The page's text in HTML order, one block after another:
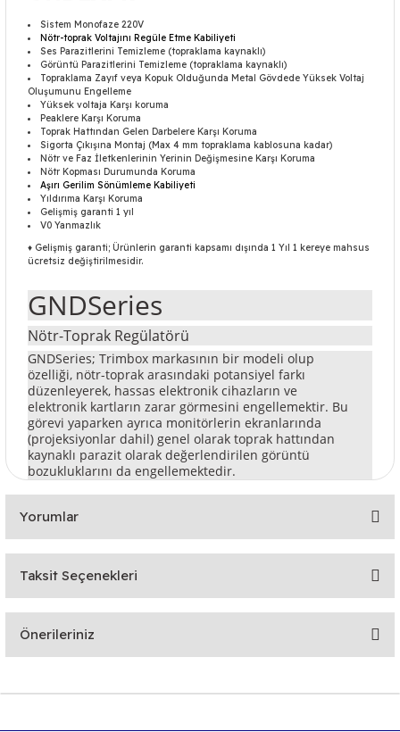
Sistem Monofaze 220V
Nötr-toprak Voltajını Regüle Etme Kabiliyeti
Ses Parazitlerini Temizleme (topraklama kaynaklı)
Görüntü Parazitlerini Temizleme (topraklama kaynaklı)
Topraklama Zayıf veya Kopuk Olduğunda Metal Gövdede Yüksek Voltaj
Oluşumunu Engelleme
Yüksek voltaja Karşı koruma
Peaklere Karşı Koruma
Toprak Hattından Gelen Darbelere Karşı Koruma
Sigorta Çıkışına Montaj (Max 4 mm topraklama kablosuna kadar)
Nötr ve Faz İletkenlerinin Yerinin Değişmesine Karşı Koruma
Nötr Kopması Durumunda Koruma
Aşırı Gerilim Sönümleme Kabiliyeti
Yıldırıma Karşı Koruma
Gelişmiş garanti 1 yıl
V0 Yanmazlık
♦ Gelişmiş garanti; Ürünlerin garanti kapsamı dışında 1 Yıl 1 kereye mahsus
ücretsiz değiştirilmesidir.
GNDSeries
Nötr-Toprak Regülatörü
GNDSeries; Trimbox markasının bir modeli olup
özelliği, nötr-toprak arasındaki potansiyel farkı
düzenleyerek, hassas elektronik cihazların ve
elektronik kartların zarar görmesini engellemektir. Bu
görevi yaparken ayrıca monitörlerin ekranlarında
(projeksiyonlar dahil) genel olarak toprak hattından
kaynaklı parazit olarak değerlendirilen görüntü
bozukluklarını da engellemektedir.
Yorumlar
Bu ürüne ilk yorumu siz yapın!
Taksit Seçenekleri
Önerileriniz